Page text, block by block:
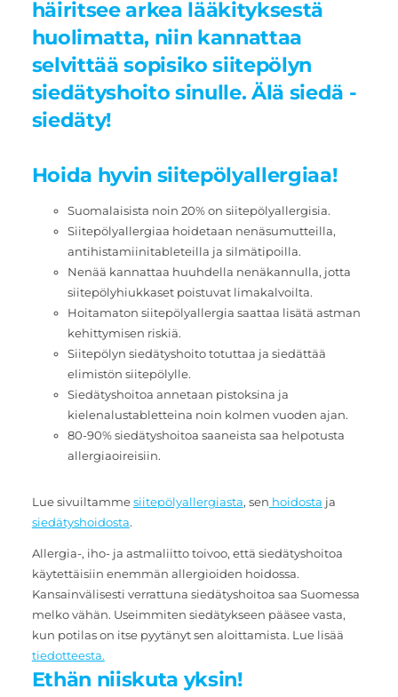
häiritsee arkea lääkityksestä
huolimatta, niin kannattaa
selvittää sopisiko siitepölyn
siedätyshoito sinulle. Älä siedä -
siedäty!
Hoida hyvin siitepölyallergiaa!
Suomalaisista noin 20% on siitepölyallergisia.
Siitepölyallergiaa hoidetaan nenäsumutteilla,
antihistamiinitableteilla ja silmätipoilla.
Nenää kannattaa huuhdella nenäkannulla, jotta
siitepölyhiukkaset poistuvat limakalvoilta.
Hoitamaton siitepölyallergia saattaa lisätä astman
kehittymisen riskiä.
Siitepölyn siedätyshoito totuttaa ja siedättää
elimistön siitepölylle.
Siedätyshoitoa annetaan pistoksina ja
kielenalustabletteina noin kolmen vuoden ajan.
80-90% siedätyshoitoa saaneista saa helpotusta
allergiaoireisiin.
Lue sivuiltammesiitepölyallergiasta, sen hoidosta ja
siedätyshoidosta.
Allergia-, iho- ja astmaliitto toivoo, että siedätyshoitoa
käytettäisiin enemmän allergioiden hoidossa.
Kansainvälisesti verrattuna siedätyshoitoa saa Suomessa
melko vähän. Useimmiten siedätykseen pääsee vasta,
kun potilas on itse pyytänyt sen aloittamista. Lue lisää
tiedotteesta.
Ethän niiskuta yksin!